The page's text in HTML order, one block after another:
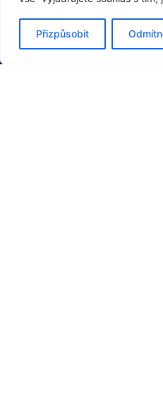
Přizpůsobit
VIDEO